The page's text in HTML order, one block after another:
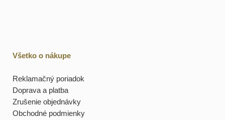
Všetko o nákupe
Reklamačný poriadok
Doprava a platba
Zrušenie objednávky
Obchodné podmienky